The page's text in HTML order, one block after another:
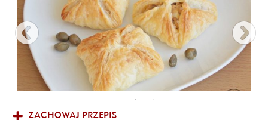
w środku i sporą ilością dobrego sera. Zapraszam na moją wersję
- z tuńczykiem i kaparami. Jest to bardzo uniwersalna
przystawka, która świetnie sprawdza się zarówno na Wielkanoc,
Boże Narodzenie czy karnawał.
ZACHOWAJ PRZEPIS